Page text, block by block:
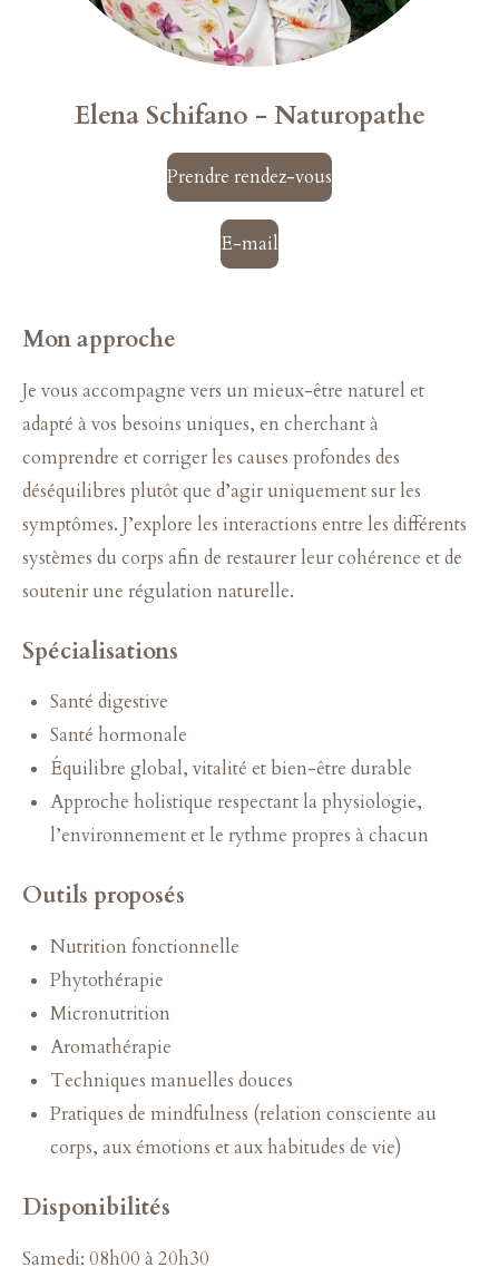
Elena Schifano - Naturopathe
Prendre rendez-vous
E-mail
Mon approche
Je vous accompagne vers un mieux-être naturel et
adapté à vos besoins uniques, en cherchant à
comprendre et corriger les causes profondes des
déséquilibres plutôt que d’agir uniquement sur les
symptômes. J’explore les interactions entre les différents
systèmes du corps afin de restaurer leur cohérence et de
soutenir une régulation naturelle.
Spécialisations
Santé digestive
Santé hormonale
Équilibre global, vitalité et bien-être durable
Approche holistique respectant la physiologie,
l’environnement et le rythme propres à chacun
Outils proposés
Nutrition fonctionnelle
Phytothérapie
Micronutrition
Aromathérapie
Techniques manuelles douces
Pratiques de mindfulness (relation consciente au
corps, aux émotions et aux habitudes de vie)
Disponibilités
Samedi: 08h00 à 20h30